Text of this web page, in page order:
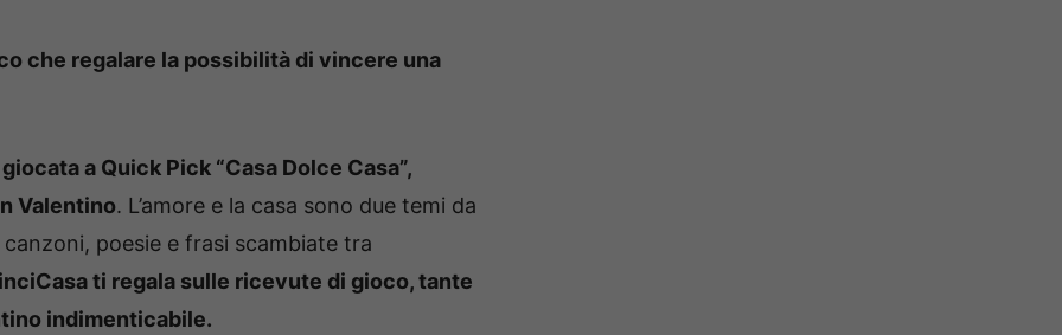
che regalare la possibilità di vincere una
a Quick Pick “Casa Dolce Casa”,
Valentino. L’amore e la casa sono due temi da
poesie e frasi scambiate tra
ti regala sulle ricevute di gioco, tante
indimenticabile.